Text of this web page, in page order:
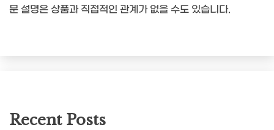
문 설명은 상품과 직접적인 관계가 없을 수도 있습니다.
Recent Posts